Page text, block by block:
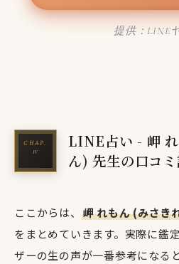
提供：LINE
LINE占い - 岬
ん) 先生の口コ
ここからは、 岬 れもん (みさき
をまとめていきます。実際に鑑
ザーの生の声が一番参考になる